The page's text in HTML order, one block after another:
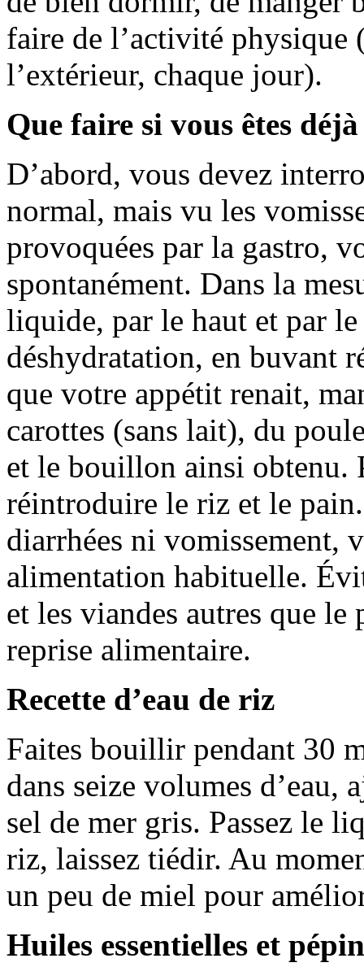
faire de l’activité physique
l’extérieur, chaque jour).
Que faire si vous êtes
D’abord, vous devez
normal, mais vu les
provoquées par la gastro,
spontanément. Dans la
liquide, par le haut et par
déshydratation, en buvant
que votre appétit renait,
carottes (sans lait), du
et le bouillon ainsi obtenu.
réintroduire le riz et le
diarrhées ni vomissement,
alimentation habituelle.
et les viandes autres que
reprise alimentaire.
Recette d’eau de riz
Faites bouillir pendant 30
dans seize volumes d’eau,
sel de mer gris. Passez le
riz, laissez tiédir. Au
un peu de miel pour
Huiles essentielles et